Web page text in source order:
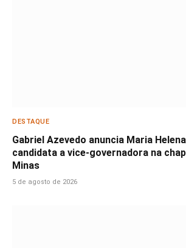
DESTAQUE
Gabriel Azevedo anuncia Maria
candidata a vice-governadora na
Minas
5 de agosto de 2026